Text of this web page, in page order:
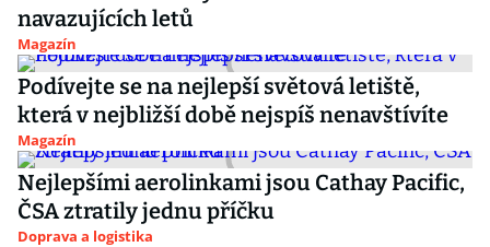
navazujících letů
Magazín
Podívejte se na nejlepší světová letiště,
která v nejbližší době nejspíš nenavštívíte
Magazín
Nejlepšími aerolinkami jsou Cathay Pacific,
ČSA ztratily jednu příčku
Doprava a logistika